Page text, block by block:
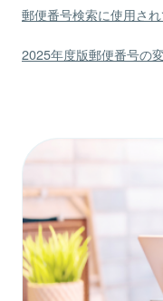
郵便番号検索に使用さ
2025年度版郵便番号の